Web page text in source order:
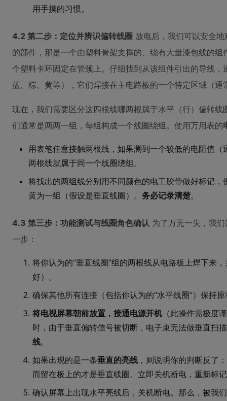
用手摸的习惯。
4.2 第二步：定位并辨识偏转线圈 放电后，我们可以安全
的部件，那是一个由塑料骨架支撑的、绕有大量漆包线的组
个塑料卡环固定在管颈上。仔细找到从该组件引出的导线，
蓝、棕、黄等），它们焊接在主电路板的一个特定区域（通
现在，我们需要区分这四根线哪两根属于水平（行）偏转
们通常是两两一组，每组构成一个线圈绕组。使用万用表的
用表笔任意接触两根线，如果测到一个较低的电阻值
两根线就属于同一个线圈绕组。
将找出的两组线分别用不同颜色的电工胶带做好标记
黄为一组（假设是垂直线圈）。 务必记录清楚。
4.3 第三步：功能测试与线圈角色确认 为了万无一失，我
一步：
将你认为的“垂直线圈”组的两根线从电路板上焊下来
好）。
确保其他所有连接（包括你认为的“水平线圈”）保持
将电视屏幕朝前放置，接通电源开机 （此操作需极度
时，由于垂直偏转信号被切断，电子束无法做垂直扫
线。
如果出现的是一条垂直的亮线 ，则说明你的判断反了
而留在板上的才是垂直线圈。立即关机断电，重新标
确认屏幕上出现水平亮线后，关机断电。那么，被我